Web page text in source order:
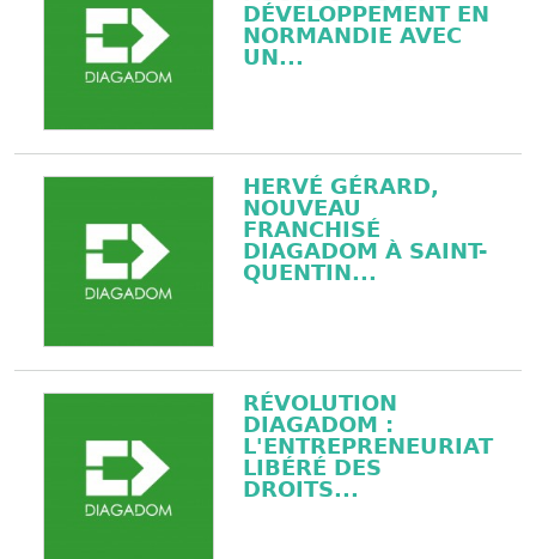
DÉVELOPPEMENT EN
NORMANDIE AVEC
UN...
HERVÉ GÉRARD,
NOUVEAU
FRANCHISÉ
DIAGADOM À SAINT-
QUENTIN...
RÉVOLUTION
DIAGADOM :
L'ENTREPRENEURIAT
LIBÉRÉ DES
DROITS...